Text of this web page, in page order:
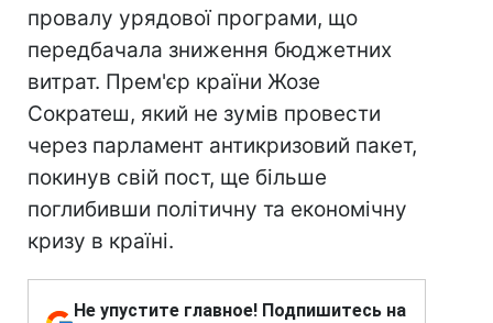
провалу урядової програми, що
передбачала зниження бюджетних
витрат. Прем'єр країни Жозе
Сократеш, який не зумів провести
через парламент антикризовий пакет,
покинув свій пост, ще більше
поглибивши політичну та економічну
кризу в країні.
Не упустите главное! Подпишитесь на